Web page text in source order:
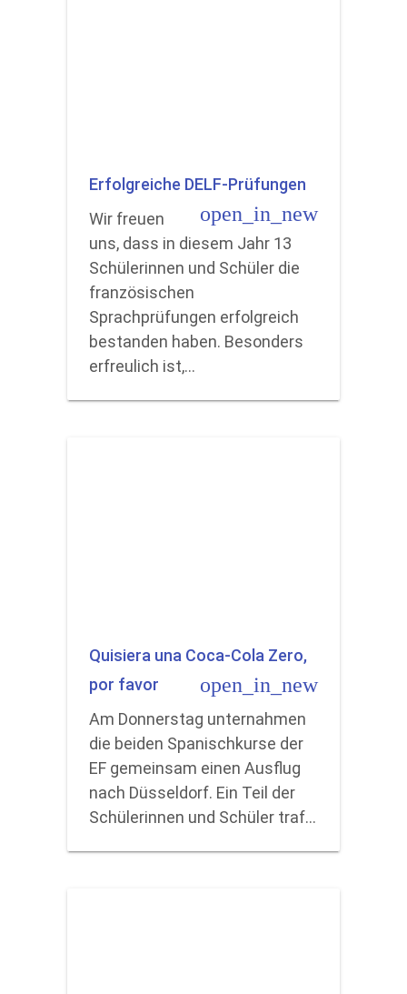
Erfolgreiche DELF-Prüfungen
open_in_new
Wir freuen
uns, dass in diesem Jahr 13
Schülerinnen und Schüler die
französischen
Sprachprüfungen erfolgreich
bestanden haben. Besonders
erfreulich ist,…
Quisiera una Coca-Cola Zero,
por favor
open_in_new
Am Donnerstag unternahmen
die beiden Spanischkurse der
EF gemeinsam einen Ausflug
nach Düsseldorf. Ein Teil der
Schülerinnen und Schüler traf…